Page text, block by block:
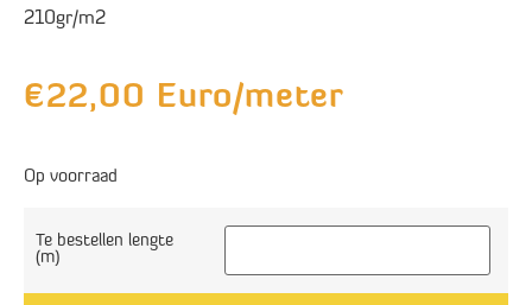
210gr/m2
€22,00 Euro/meter
Op voorraad
Te bestellen lengte
(m)